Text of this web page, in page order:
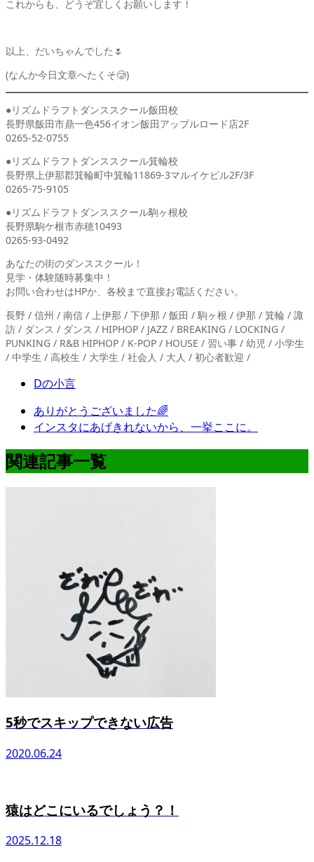
これからも、どうぞ宜しくお願いします！
以上、だいちゃんでした🌷
(なんか今日文章へたくそ🥲)
●リズムドラフトダンススクール飯田校
長野県飯田市鼎一色456イオン飯田アップルロード店2F
0265-52-0755
●リズムドラフトダンススクール箕輪校
長野県上伊那郡箕輪町中箕輪11869-3マルイケビル2F/3F
0265-75-9105
●リズムドラフトダンススクール駒ヶ根校
長野県駒ケ根市赤穂10493
0265-93-0492
あなたの街のダンススクール！
見学・体験随時募集中！
お問い合わせはHPか、各校まで直接お電話ください。
長野 / 信州 / 南信 / 上伊那 / 下伊那 / 飯田 / 駒ヶ根 / 伊那 / 箕輪 / 諏
訪 / ダンス / ダンス / HIPHOP / JAZZ / BREAKING / LOCKING /
PUNKING / R&B HIPHOP / K-POP / HOUSE / 習い事 / 幼児 / 小学生
/ 中学生 / 高校生 / 大学生 / 社会人 / 大人 / 初心者歓迎 /
Dの小言
ありがとうございました🌈
インスタにあげきれないから、一挙ここに。
関連記事一覧
5秒でスキップできない広告
2020.06.24
猿はどこにいるでしょう？！
2025.12.18